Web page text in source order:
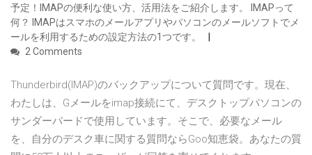
予定！IMAPの便利な使い方、活用法をご紹介します。 IMAPって
何？ IMAPはスマホのメールアプリやパソコンのメールソフトでメ
ールを利用するための設定方法の1つです。
2 Comments
Thunderbird(IMAP)のバックアップについて質問です。現在、
わたしは、Gメールをimap接続にて、デスクトップパソコンの
サンダーバードで使用しています。そこで、必要なメール
を、自分のデスク車に関する質問ならGoo知恵袋。あなたの質